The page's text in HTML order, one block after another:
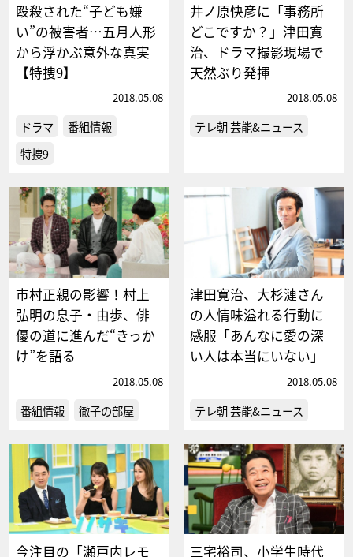
殴殺された“子ども嫌
い”の被害者…五月人形
から浮かぶ意外な真実
【特捜9】
2018.05.08
ドラマ
番組情報
特捜9
井ノ原快彦に「事務所
どこですか？」津田寛
治、ドラマ撮影現場で
天然ぶり発揮
2018.05.08
テレ朝 芸能&ニュース
市村正親の影響！村上
弘明の息子・由歩、俳
優の道に進んだ“きっか
け”を語る
2018.05.08
番組情報 徹子の部屋
津田寛治、大杉漣さん
の人情味溢れる行動に
感服「あんなに愛の深
い人は本当にいない」
2018.05.08
テレ朝 芸能&ニュース
今注目の「瀬戸内レモ 三宅裕司、小学生時代